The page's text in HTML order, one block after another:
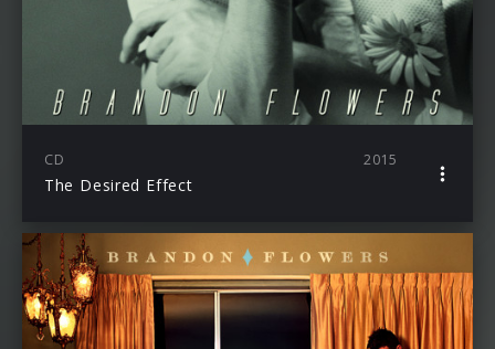
CD 2015
The Desired Effect